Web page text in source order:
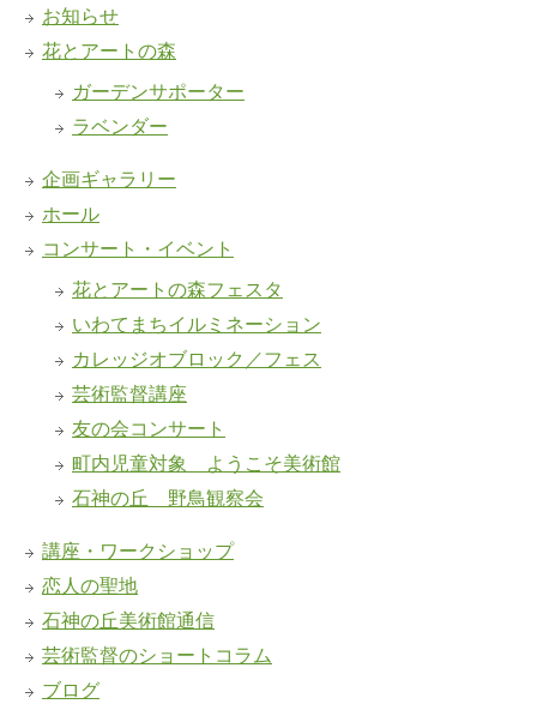
お知らせ
花とアートの森
ガーデンサポーター
ラベンダー
企画ギャラリー
ホール
コンサート・イベント
花とアートの森フェスタ
いわてまちイルミネーション
カレッジオブロック／フェス
芸術監督講座
友の会コンサート
町内児童対象 ようこそ美術館
石神の丘 野鳥観察会
講座・ワークショップ
恋人の聖地
石神の丘美術館通信
芸術監督のショートコラム
ブログ